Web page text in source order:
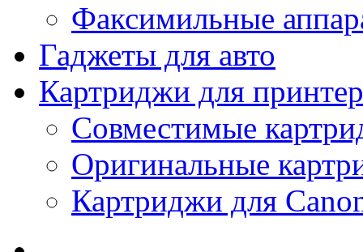
Факсимильные
Гаджеты для авто
Картриджи для
Совместимые
Оригинальные
Картриджи для